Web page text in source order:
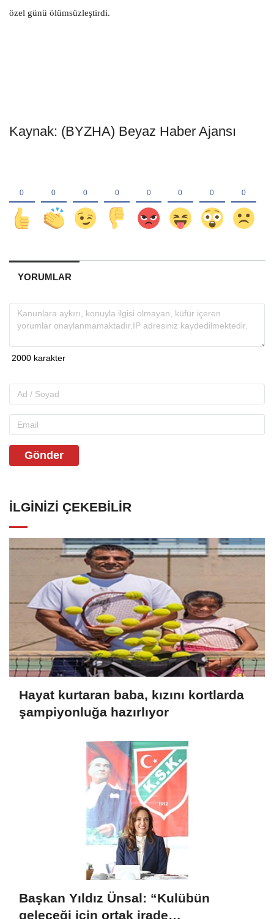
özel günü ölümsüzleştirdi.
Kaynak: (BYZHA) Beyaz Haber Ajansı
YORUMLAR
Gönder
İLGINIZI ÇEKEBILIR
Hayat kurtaran baba, kızını kortlarda
şampiyonluğa hazırlıyor
Başkan Yıldız Ünsal: “Kulübün
geleceği için ortak irade